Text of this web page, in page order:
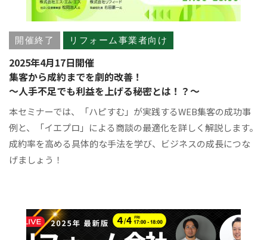
開催終了 リフォーム事業者向け
2025年4月17日開催
集客から成約までを劇的改善！
～人手不足でも利益を上げる秘密とは！？～
本セミナーでは、「ハピすむ」が実践するWEB集客の成功事
例と、「イエプロ」による商談の最適化を詳しく解説します。
成約率を高める具体的な手法を学び、ビジネスの成長につな
げましょう！